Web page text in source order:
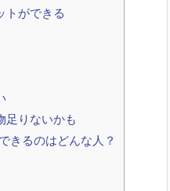
トができる
足りないかも
きるのはどんな人？